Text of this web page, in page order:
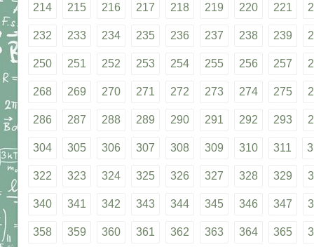
214 215 216 217 218 219 220 221
232 233 234 235 236 237 238 239
250 251 252 253 254 255 256 257
268 269 270 271 272 273 274 275
286 287 288 289 290 291 292 293
304 305 306 307 308 309 310 311
322 323 324 325 326 327 328 329
340 341 342 343 344 345 346 347
358 359 360 361 362 363 364 365